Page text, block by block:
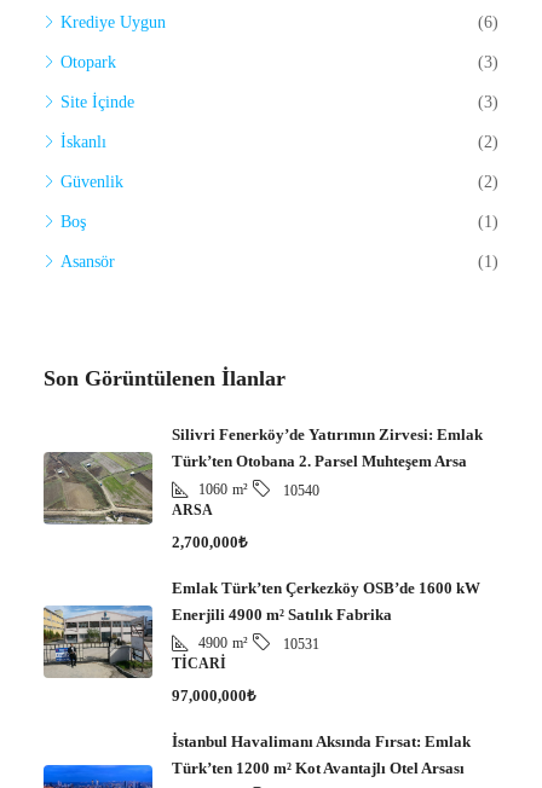
Krediye Uygun (6)
Otopark (3)
Site İçinde (3)
İskanlı (2)
Güvenlik (2)
Boş (1)
Asansör (1)
Son Görüntülenen İlanlar
Silivri Fenerköy’de Yatırımın Zirvesi: Emlak
Türk’ten Otobana 2. Parsel Muhteşem Arsa
1060 m²
10540
ARSA
2,700,000₺
Emlak Türk’ten Çerkezköy OSB’de 1600 kW
Enerjili 4900 m² Satılık Fabrika
4900 m²
10531
TICARI
97,000,000₺
İstanbul Havalimanı Aksında Fırsat: Emlak
Türk’ten 1200 m² Kot Avantajlı Otel Arsası